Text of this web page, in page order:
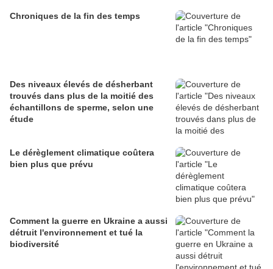
Chroniques de la fin des temps
Des niveaux élevés de désherbant
trouvés dans plus de la moitié des
échantillons de sperme, selon une
étude
Le dérèglement climatique coûtera
bien plus que prévu
Comment la guerre en Ukraine a aussi
détruit l'environnement et tué la
biodiversité